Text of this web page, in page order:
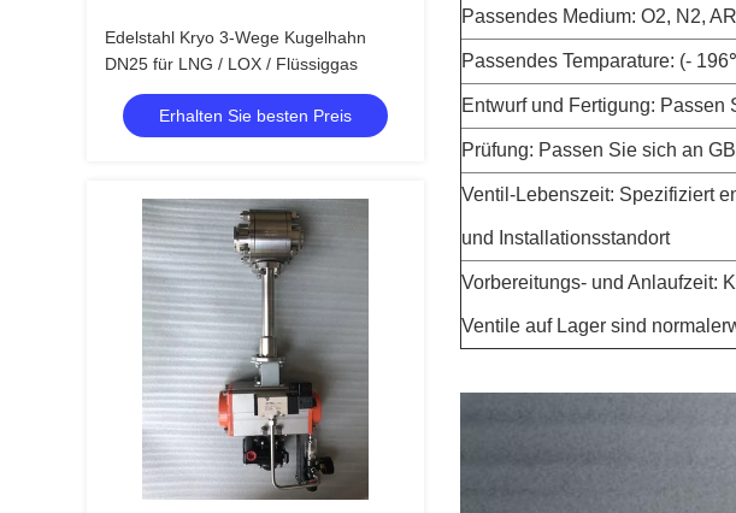
Edelstahl Kryo 3-Wege Kugelhahn
DN25 für LNG / LOX / Flüssiggas
Erhalten Sie besten Preis
Passendes Medium: O2, N2,
Passendes Temparature: (-
Entwurf und Fertigung: Passen
Prüfung: Passen Sie sich an
Ventil-Lebenszeit: Spezifiziert
und Installationsstandort
Vorbereitungs- und Anlaufzeit:
Ventile auf Lager sind